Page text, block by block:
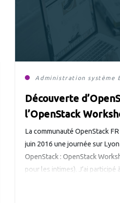
Administration système
Découverte
l’OpenStack
La communauté OpenStack
juin 2016 une journée sur Lyon
OpenStack : OpenStack
pour les intimes). J’ai participé